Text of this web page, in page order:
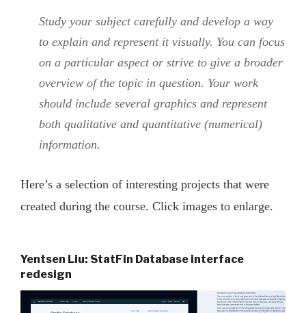
Study your subject carefully and develop a way
to explain and represent it visually. You can focus
on a particular aspect or strive to give a broader
overview of the topic in question. Your work
should include several graphics and represent
both qualitative and quantitative (numerical)
information.
Here’s a selection of interesting projects that were
created during the course. Click images to enlarge.
Yentsen Liu: StatFin Database interface
redesign